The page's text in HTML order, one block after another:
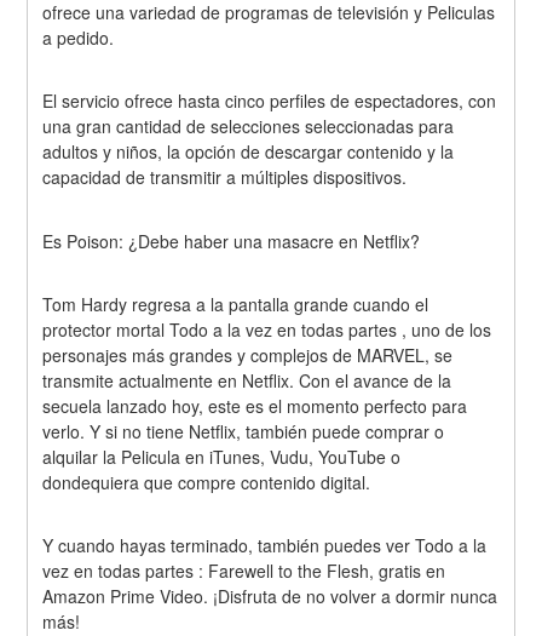
ofrece una variedad de programas de televisión y Peliculas
a pedido.
El servicio ofrece hasta cinco perfiles de espectadores, con
una gran cantidad de selecciones seleccionadas para
adultos y niños, la opción de descargar contenido y la
capacidad de transmitir a múltiples dispositivos.
Es Poison: ¿Debe haber una masacre en Netflix?
Tom Hardy regresa a la pantalla grande cuando el
protector mortal Todo a la vez en todas partes , uno de los
personajes más grandes y complejos de MARVEL, se
transmite actualmente en Netflix. Con el avance de la
secuela lanzado hoy, este es el momento perfecto para
verlo. Y si no tiene Netflix, también puede comprar o
alquilar la Pelicula en iTunes, Vudu, YouTube o
dondequiera que compre contenido digital.
Y cuando hayas terminado, también puedes ver Todo a la
vez en todas partes : Farewell to the Flesh, gratis en
Amazon Prime Video. ¡Disfruta de no volver a dormir nunca
más!